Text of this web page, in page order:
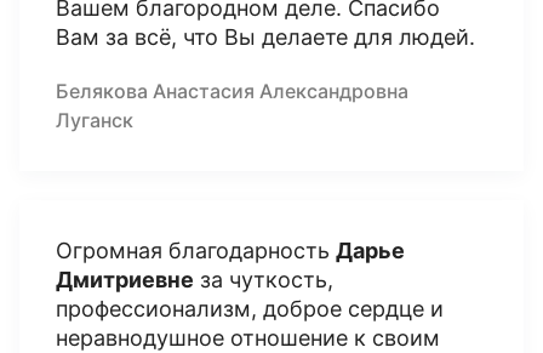
Вашем благородном деле. Спасибо
Вам за всё, что Вы делаете для людей.
Белякова Анастасия Александровна
Луганск
Огромная благодарность Дарье
Дмитриевне за чуткость,
профессионализм, доброе сердце и
неравнодушное отношение к своим